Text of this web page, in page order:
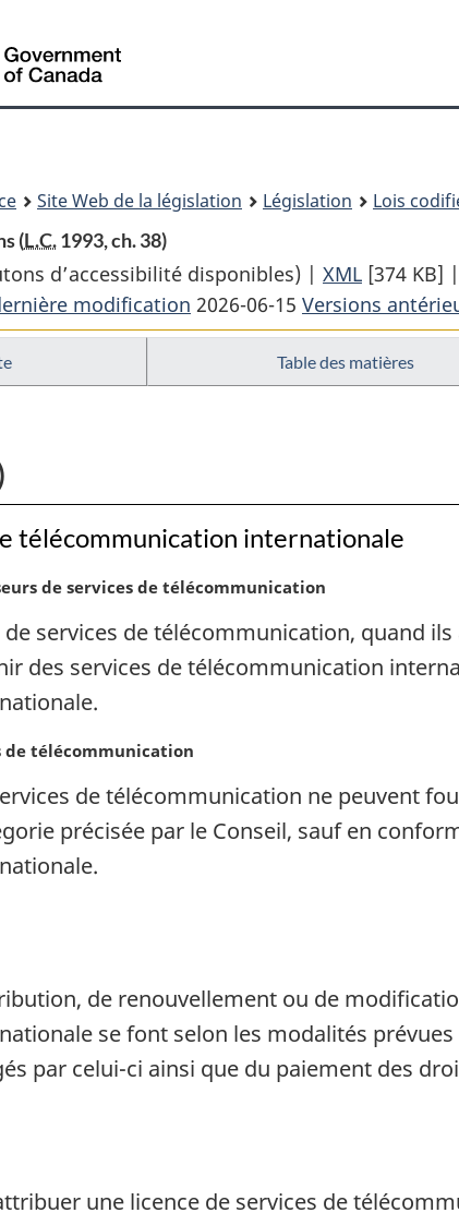
principal
À
site
version
Site Web de la législation Législation Lois
(L.C.1993, ch. 38)
d’accessibilité disponibles) | XML Texte
complet
:
Loi
[374 KB] |
modification 2026-06-15 Versions
Table des matières
télécommunication internationale
de services de télécommunication
services de télécommunication, quand
des services de télécommunication
télécommunication
de télécommunication ne peuvent
précisée par le Conseil, sauf en
de renouvellement ou de
se font selon les modalités
par celui-ci ainsi que du paiement des
une licence de services de